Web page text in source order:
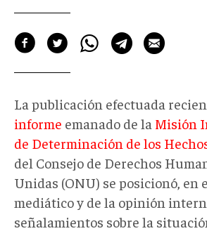
La publicación efectuada
informe emanado de la Misión
de Determinación de los
del Consejo de Derechos
Unidas (ONU) se posicionó, en
mediático y de la opinión
señalamientos sobre la